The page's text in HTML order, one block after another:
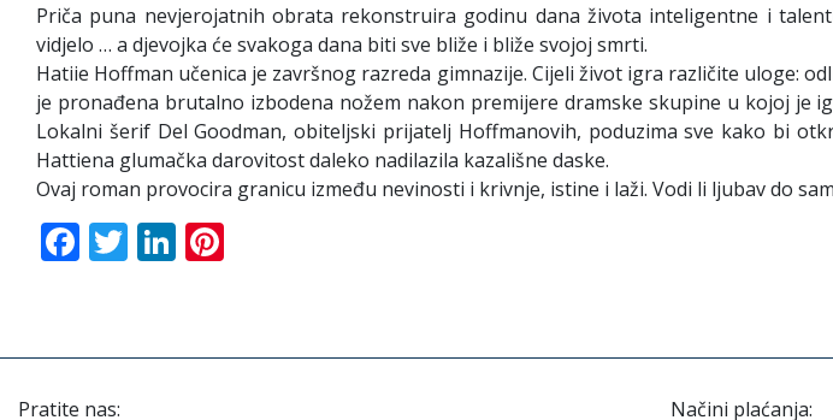
Priča puna nevjerojatnih obrata rekonstruira godinu dana života inteligentne i
vidjelo … a djevojka će svakoga dana biti sve bliže i bliže svojoj smrti.
Hatiie Hoffman učenica je završnog razreda gimnazije. Cijeli život igra različite uloge:
je pronađena brutalno izbodena nožem nakon premijere dramske skupine u kojoj je
Lokalni šerif Del Goodman, obiteljski prijatelj Hoffmanovih, poduzima sve kako bi
Hattiena glumačka darovitost daleko nadilazila kazališne daske.
Ovaj roman provocira granicu između nevinosti i krivnje, istine i laži. Vodi li ljubav do
Facebook
TwitterLinkedIn
Pratite nas: Načini plaćanja: